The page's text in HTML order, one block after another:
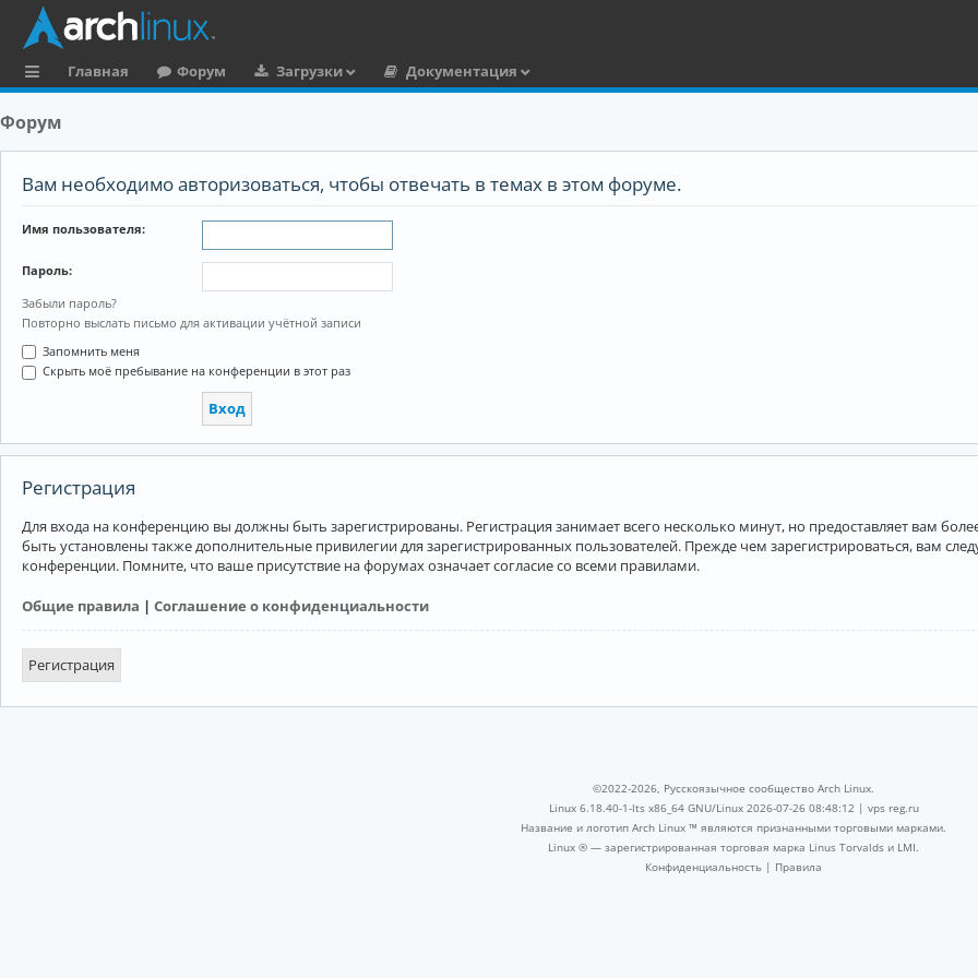
ы
и
Главная Форум Загрузки
Документация
Форум
Вам необходимо авторизоваться, чтобы отвечать в темах в этом форуме.
Имя пользователя:
Пароль:
Забыли пароль?
Повторно выслать письмо для активации учётной записи
Запомнить меня
Скрыть моё пребывание на конференции в этот раз
Регистрация
Для входа на конференцию вы должны быть зарегистрированы. Регистрация занимает всего несколько минут, но предоставляет вам
быть установлены также дополнительные привилегии для зарегистрированных пользователей. Прежде чем зарегистрироваться, вам
конференции. Помните, что ваше присутствие на форумах означает согласие со всеми правилами.
Общие правила | Соглашение о конфиденциальности
Регистрация
©2022-2026, Русскоязычное сообщество Arch Linux.
Linux 6.18.40-1-lts x86_64 GNU/Linux 2026-07-26 08:48:12 | vps reg.ru
Название и логотип Arch Linux ™ являются признанными торговыми марками.
Linux ® — зарегистрированная торговая марка Linus Torvalds и LMI.
Конфиденциальность | Правила